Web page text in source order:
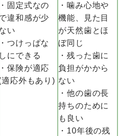
・固定式なの
違和感が少
い
・つけっぱな
しにできる
・保険が適応
適応外もあり)
・噛み心地や
機能、見た目
が天然歯とほ
ぼ同じ
・残った歯に
負担がかから
ない
・他の歯の長
持ちのために
も良い
・10年後の残